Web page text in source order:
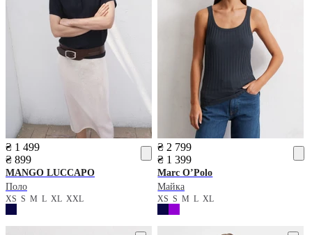
₴ 1 499
₴ 899
MANGO LUCCAPO
Поло
XS S M L XL XXL
₴ 2 799
₴ 1 399
Marc O’Polo
Майка
XSSMLXL